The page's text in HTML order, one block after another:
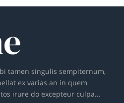
tamen singulis sempiternum,
ex varias an in quem
irure do excepteur culpa…